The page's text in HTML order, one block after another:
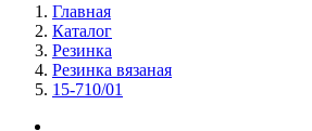
Главная
Каталог
Резинка
Резинка вязаная
15-710/01